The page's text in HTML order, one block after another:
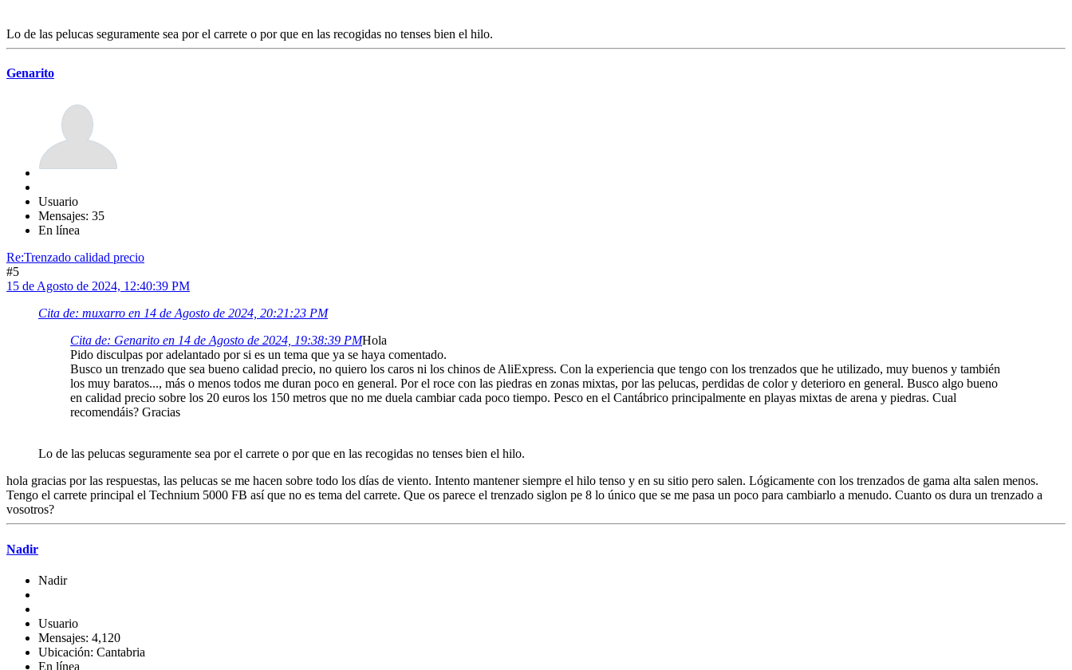
Lo de las pelucas seguramente sea por el carrete o por que en las recogidas no tenses bien el hilo.
Genarito
Usuario
Mensajes: 35
En línea
Re:Trenzado calidad precio
#5
15 de Agosto de 2024, 12:40:39 PM
Cita de: muxarro en 14 de Agosto de 2024, 20:21:23 PM
Cita de: Genarito en 14 de Agosto de 2024, 19:38:39 PMHola
Pido disculpas por adelantado por si es un tema que ya se haya comentado.
Busco un trenzado que sea bueno calidad precio, no quiero los caros ni los chinos de AliExpress. Con la experiencia que tengo con los trenzados que he utilizado, muy buenos y también
los muy baratos..., más o menos todos me duran poco en general. Por el roce con las piedras en zonas mixtas, por las pelucas, perdidas de color y deterioro en general. Busco algo bueno
en calidad precio sobre los 20 euros los 150 metros que no me duela cambiar cada poco tiempo. Pesco en el Cantábrico principalmente en playas mixtas de arena y piedras. Cual
recomendáis? Gracias
Lo de las pelucas seguramente sea por el carrete o por que en las recogidas no tenses bien el hilo.
hola gracias por las respuestas, las pelucas se me hacen sobre todo los días de viento. Intento mantener siempre el hilo tenso y en su sitio pero salen. Lógicamente con los trenzados de gama alta salen menos.
Tengo el carrete principal el Technium 5000 FB así que no es tema del carrete. Que os parece el trenzado siglon pe 8 lo único que se me pasa un poco para cambiarlo a menudo. Cuanto os dura un trenzado a
vosotros?
Nadir
Nadir
Usuario
Mensajes: 4,120
Ubicación: Cantabria
En línea